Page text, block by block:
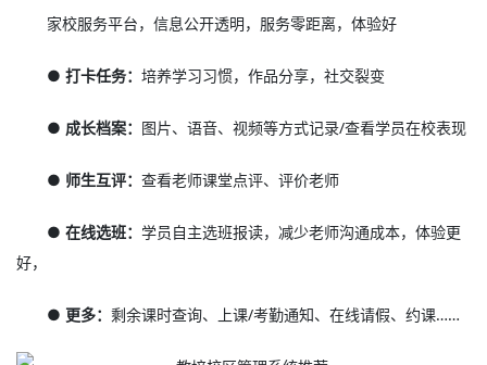
家校服务平台，信息公开透明，服务零距离，体验好
● 打卡任务：培养学习习惯，作品分享，社交裂变
● 成长档案： 图片、语音、视频等方式记录/查看学员在校表现
● 师生互评：查看老师课堂点评、评价老师
● 在线选班：学员自主选班报读，减少老师沟通成本，体验更
好，
● 更多：剩余课时查询、上课/考勤通知、在线请假、约课……